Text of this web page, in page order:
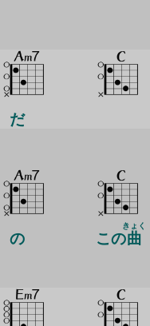
だ
の この曲
きょく